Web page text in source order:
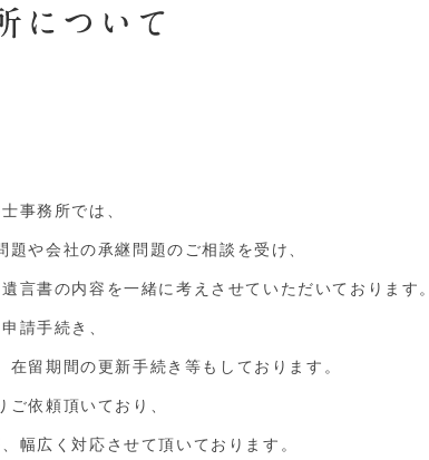
事務所では、
や会社の承継問題のご相談を受け、
言書の内容を一緒に考えさせていただいております。
請手続き、
留期間の更新手続き等もしております。
依頼頂いており、
幅広く対応させて頂いております。